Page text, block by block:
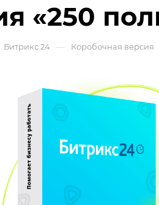
«250
Битрикс 24 — Коробочная версия